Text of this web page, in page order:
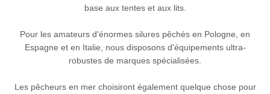
base aux tentes et aux lits.
Pour les amateurs d'énormes silures pêchés en Pologne, en
Espagne et en Italie, nous disposons d'équipements ultra-
robustes de marques spécialisées.
Les pêcheurs en mer choisiront également quelque chose pour